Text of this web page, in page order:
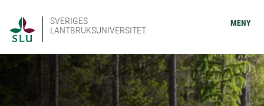
SVERIGES
LANTBRUKSUNIVERSITET
MENY